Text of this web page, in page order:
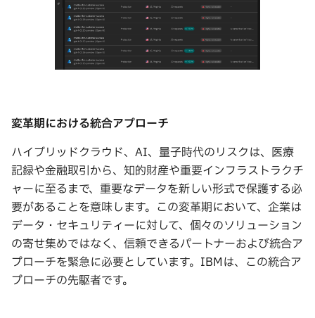
変革期における統合アプローチ
ハイブリッドクラウド、AI、量子時代のリスクは、医療
記録や金融取引から、知的財産や重要インフラストラクチ
ャーに至るまで、重要なデータを新しい形式で保護する必
要があることを意味します。この変革期において、企業は
データ・セキュリティーに対して、個々のソリューション
の寄せ集めではなく、信頼できるパートナーおよび統合ア
プローチを緊急に必要としています。IBMは、この統合ア
プローチの先駆者です。